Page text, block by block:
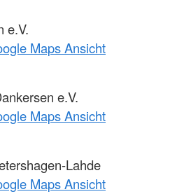
e.V.
Maps Ansicht
e.V.
Maps Ansicht
Lahde
Maps Ansicht